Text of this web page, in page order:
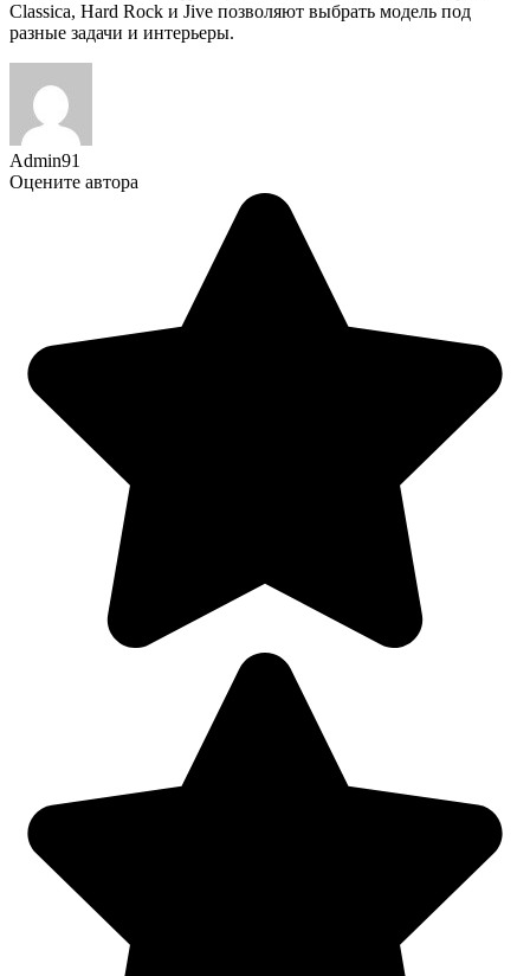
Classica, Hard Rock и Jive позволяют выбрать модель под
разные задачи и интерьеры.
Admin91
Оцените автора